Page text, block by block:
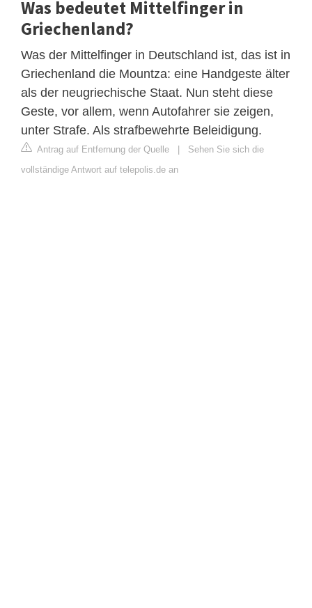
Was bedeutet Mittelfinger in
Griechenland?
Was der Mittelfinger in Deutschland ist, das ist in
Griechenland die Mountza: eine Handgeste älter
als der neugriechische Staat. Nun steht diese
Geste, vor allem, wenn Autofahrer sie zeigen,
unter Strafe. Als strafbewehrte Beleidigung.
Antrag auf Entfernung der Quelle | Sehen Sie sich die
vollständige Antwort auf telepolis.de an